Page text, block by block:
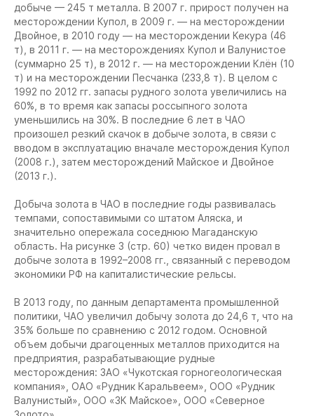
добыче — 245 т металла. В 2007 г. прирост получен на
месторождении Купол, в 2009 г. — на месторождении
Двойное, в 2010 году — на месторождении Кекура (46
т), в 2011 г. — на месторождениях Купол и Валунистое
(суммарно 25 т), в 2012 г. — на месторождении Клён (10
т) и на месторождении Песчанка (233,8 т). В целом с
1992 по 2012 гг. запасы рудного золота увеличились на
60%, в то время как запасы россыпного золота
уменьшились на 30%. В последние 6 лет в ЧАО
произошел резкий скачок в добыче золота, в связи с
вводом в эксплуатацию вначале месторождения Купол
(2008 г.), затем месторождений Майское и Двойное
(2013 г.).
Добыча золота в ЧАО в последние годы развивалась
темпами, сопоставимыми со штатом Аляска, и
значительно опережала соседнюю Магаданскую
область. На рисунке 3 (стр. 60) четко виден провал в
добыче золота в 1992–2008 гг., связанный с переводом
экономики РФ на капиталистические рельсы.
В 2013 году, по данным департамента промышленной
политики, ЧАО увеличил добычу золота до 24,6 т, что на
35% больше по сравнению с 2012 годом. Основной
объем добычи драгоценных металлов приходится на
предприятия, разрабатывающие рудные
месторождения: ЗАО «Чукотская горногеологическая
компания», ОАО «Рудник Каральвеем», ООО «Рудник
Валунистый», ООО «ЗК Майское», ООО «Северное